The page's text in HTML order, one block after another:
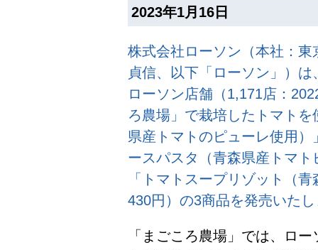
2023年1月16日
株式会社ローソン（本社：
貞信、以下「ローソン」）
ローソン店舗（1,171店：
ろ農場」で栽培したトマト
県産トマトのピューレ使用
ースパスタ（青森県産トマ
「トマトスープリゾット（
430円）の3商品を発売いた
「まごころ農場」では、ロ